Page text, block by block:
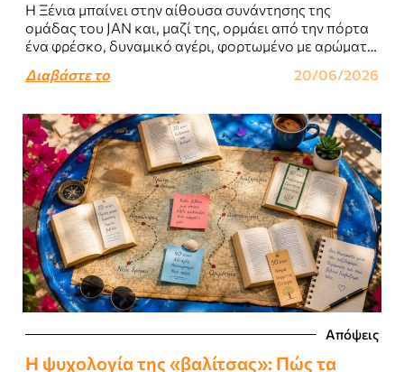
Η Ξένια μπαίνει στην αίθουσα συνάντησης της
ομάδας του JAN και, μαζί της, ορμάει από την πόρτα
ένα φρέσκο, δυναμικό αγέρι, φορτωμένο με αρώματα
Διαβάστε το 20/06/2026
Απόψεις
Η ψυχολογία της «βαλίτσας»: Πώς τα